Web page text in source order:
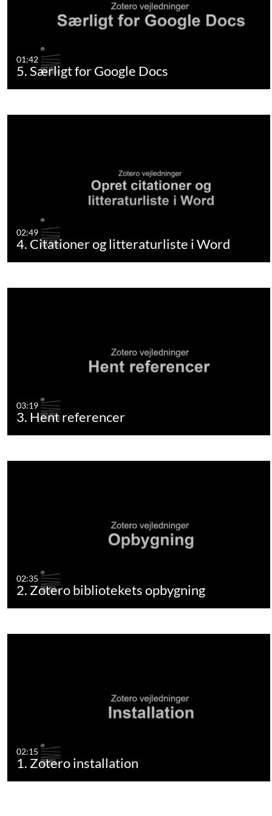
01:42
5. Særligt for Google Docs
02:49
4. Citationer og litteraturliste i Word
03:19
3. Hent referencer
02:35
2. Zotero bibliotekets opbygning
02:15
1. Zotero installation